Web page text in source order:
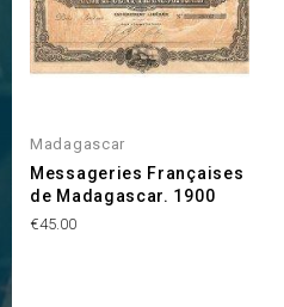
Madagascar
Messageries Françaises
de Madagascar. 1900
Price
€45.00